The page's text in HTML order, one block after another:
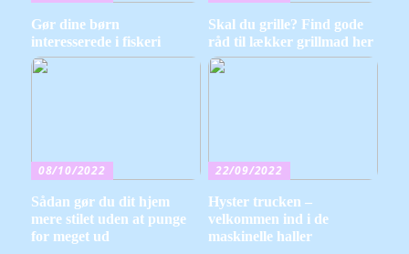
Gør dine børn
interesserede i fiskeri
Skal du grille? Find gode
råd til lækker grillmad her
08/10/2022
Sådan gør du dit hjem
mere stilet uden at punge
for meget ud
22/09/2022
Hyster trucken –
velkommen ind i de
maskinelle haller